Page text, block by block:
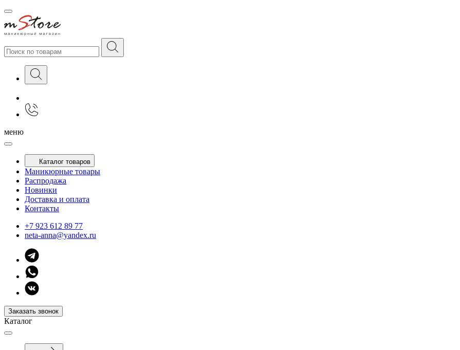
меню
Каталог товаров
Маникюрные товары
Распродажа
Новинки
Доставка и оплата
Контакты
+7 923 612 89 77
neta-anna@yandex.ru
Заказать звонок
Каталог